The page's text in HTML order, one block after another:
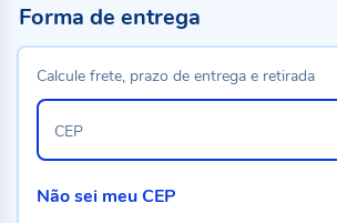
Forma de entrega
Calcule frete, prazo de entrega e retirada
CEP
Não sei meu CEP